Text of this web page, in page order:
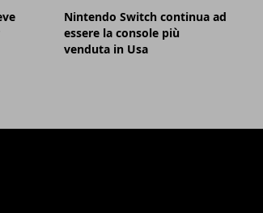
Nintendo Switch continua ad
essere la console più
venduta in Usa